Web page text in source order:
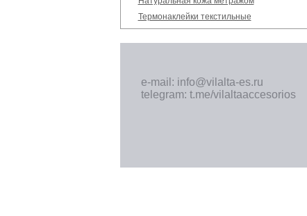
Термонаклейки текстильные
e-mail: info@vilalta-es.ru
telegram: t.me/vilaltaaccesorios